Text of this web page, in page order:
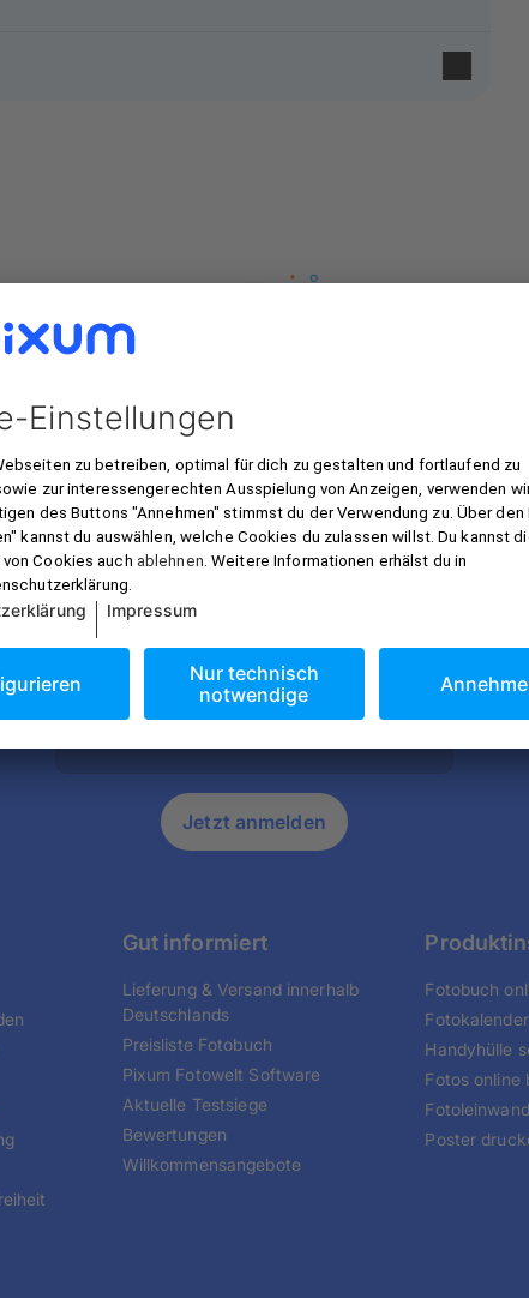
gut informiert mit dem Pixum
und Gestaltungstipps. Mit der Anmeldung
E-Mail Adresse
Jetzt anmelden
Gut informiert
Lieferung & Versand innerhalb
Deutschlands
Preisliste Fotobuch
Pixum Fotowelt Software
Aktuelle Testsiege
Bewertungen
Willkommensangebote
Fotobuch
Handyhülle
Fotos online
Fotoleinwand
Poster